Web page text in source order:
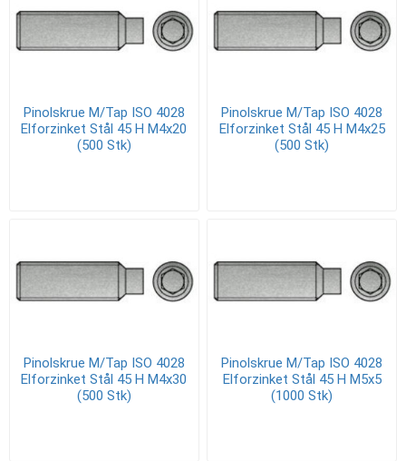
Pinolskrue M/Tap ISO 4028
Elforzinket Stål 45 H M4x20
(500 Stk)
Pinolskrue M/Tap ISO 4028
Elforzinket Stål 45 H M4x25
(500 Stk)
Pinolskrue M/Tap ISO 4028
Elforzinket Stål 45 H M4x30
(500 Stk)
Pinolskrue M/Tap ISO 4028
Elforzinket Stål 45 H M5x5
(1000 Stk)